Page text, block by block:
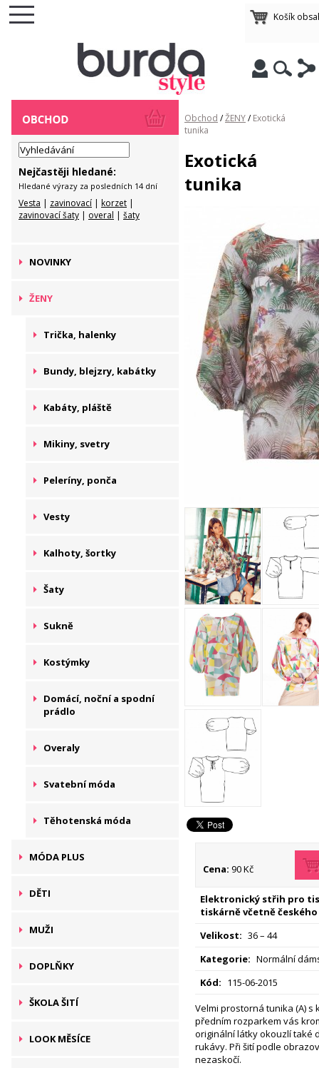
Košík
Nejčastěji hledané:
Hledané výrazy za posledních 14 dní
Vesta | zavinovací | korzet |
zavinovací šaty | overal | šaty
NOVINKY
ŽENY
Trička, halenky
Bundy, blejzry, kabátky
Kabáty, pláště
Mikiny, svetry
Peleríny, ponča
Vesty
Kalhoty, šortky
Šaty
Sukně
Kostýmky
Domácí, noční a spodní
prádlo
Overaly
Svatební móda
Těhotenská móda
MÓDA PLUS
DĚTI
MUŽI
DOPLŇKY
ŠKOLA ŠITÍ
LOOK MĚSÍCE
Obchod /ŽENY/ Exotická
tunika
Exotická
tunika
Cena: 90 Kč
Elektronický střih pro
tiskárně včetně českého
Velikost: 36 – 44
Kategorie: Normální
Kód: 115-06-2015
Velmi prostorná tunika (A) s
předním rozparkem vás
originální látky okouzlí také
rukávy. Při šití podle
nezaskočí.